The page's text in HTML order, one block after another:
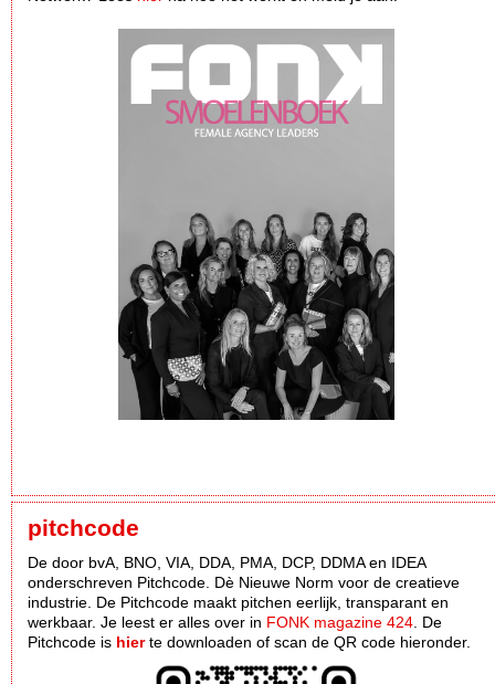
pitchcode
De door bvA, BNO, VIA, DDA, PMA, DCP, DDMA en IDEA
onderschreven Pitchcode. Dè Nieuwe Norm voor de creatieve
industrie. De Pitchcode maakt pitchen eerlijk, transparant en
werkbaar. Je leest er alles over in FONK magazine 424 . De
Pitchcode is hierte downloaden of scan de QR code hieronder.